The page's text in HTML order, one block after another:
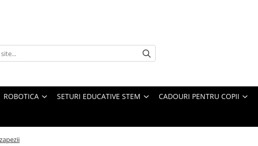
ROBOTICA SETURI EDUCATIVE STEM CADOURI PENTRU COPII